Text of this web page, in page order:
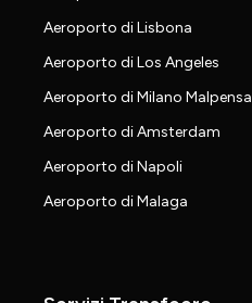
Aeroporto di Lisbona
Aeroporto di Los Angeles
Aeroporto di Milano Malpensa
Aeroporto di Amsterdam
Aeroporto di Napoli
Aeroporto di Malaga